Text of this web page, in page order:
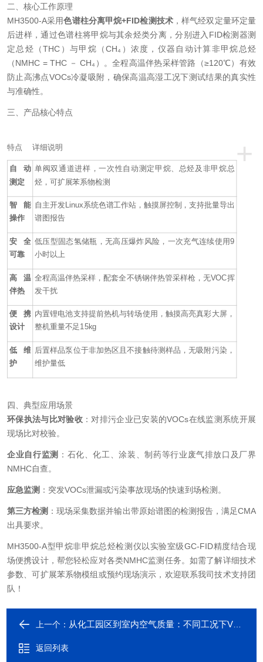
二、核心工作原理
MH3500-A采用色谱柱分离甲烷+FID检测技术，样气经双定量环定量
后进样，通过色谱柱将甲烷与其余烃类分离，分别进入FID检测器测
定总烃（THC）与甲烷（CH₄）浓度，仪器自动计算非甲烷总烃
（NMHC = THC － CH₄）。全程高温伴热采样管路（≥120℃）有效
防止高沸点VOCs冷凝吸附，确保高温高湿工况下测试结果的真实性
与准确性。
三、产品核心特点
+
特点 详细说明
自动
测定
单阀双通道进样，一次性自动测定甲烷、总烃及非甲烷总
烃，可扩展苯系物检测
智能
操作
自主开发Linux系统色谱工作站，触摸屏控制，支持批量导出
谱图报告
安全
可靠
低压型固态氢储瓶，无高压爆炸风险，一次充气连续使用9
小时以上
高温
伴热
全程高温伴热采样，配套全不锈钢伴热管采样枪，无VOC挥
发干扰
便携
设计
内置锂电池支持提前热机与转场使用，触摸高亮真彩大屏，
整机重量不足15kg
低维
护
后置样品泵位于非加热区且不接触待测样品，无吸附污染，
维护量低
四、典型应用场景
环保执法与比对验收 ：对排污企业已安装的VOCs在线监测系统开展
现场比对校验。
企业自行监测 ：石化、化工、涂装、制药等行业废气排放口及厂界
NMHC自查。
应急监测 ：突发VOCs泄漏或污染事故现场的快速到场检测。
第三方检测 ：现场采集数据并输出带原始谱图的检测报告，满足CMA
出具要求。
MH3500-A型甲烷非甲烷总烃检测仪以实验室级GC-FID精度结合现
场便携设计，帮您轻松应对各类NMHC监测任务。如需了解详细技术
参数、可扩展苯系物模组或预约现场演示，欢迎联系我司技术支持团
队！
上一个： 从化工园区到室内空气质量：不同工况下VOC检测仪选型全解析
返回列表